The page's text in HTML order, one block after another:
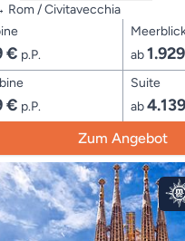
Rom / Civitavecchia
€ p.P.
ab
€ p.P.
Suite
ab
Zum Angebot